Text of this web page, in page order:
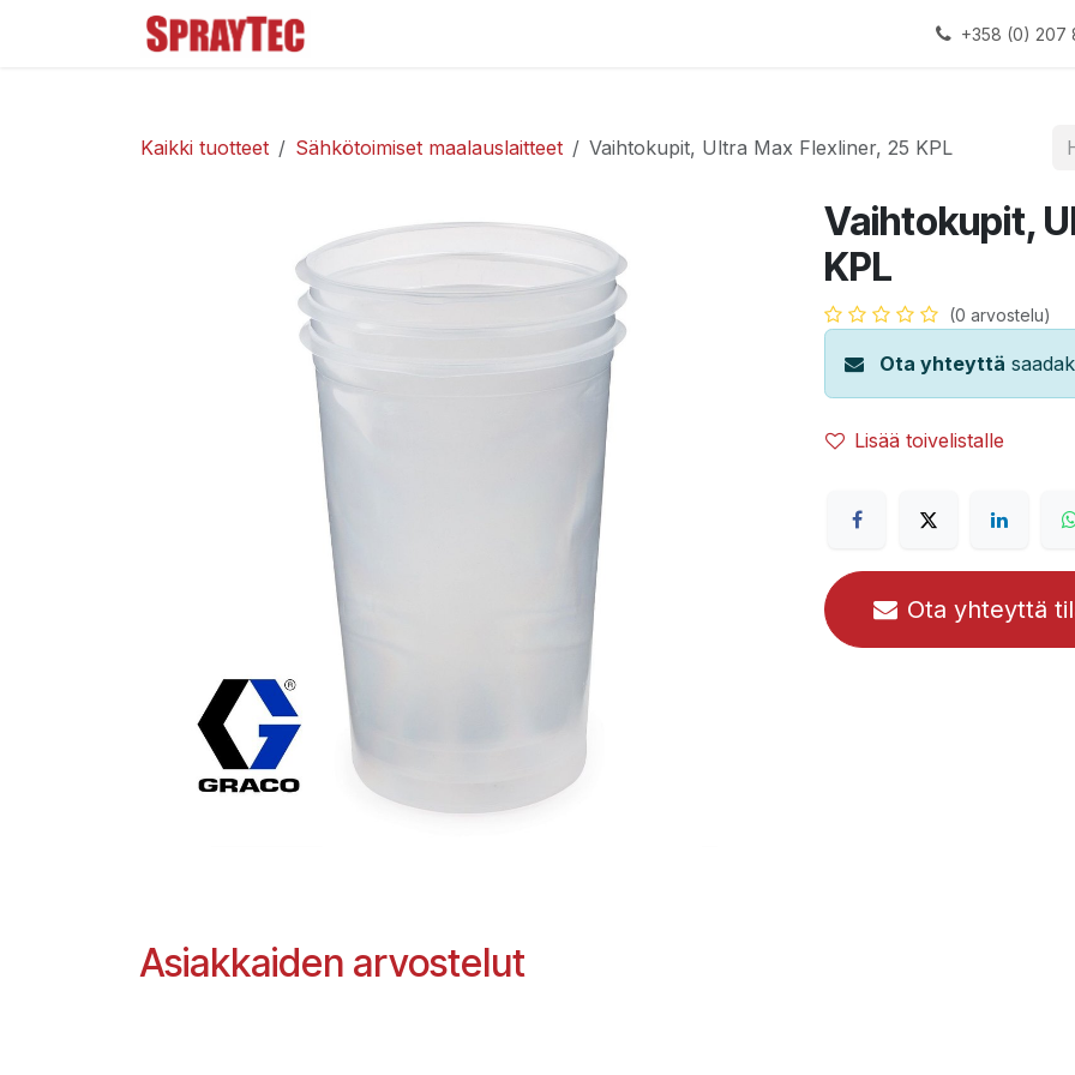
+358 (0) 207
Kaikki tuotteet Sähkötoimiset maalauslaitteet Vaihtokupit, Ultra Max Flexliner, 25 KPL
Vaihtokupit,
KPL
(0 arvostelu)
Ota yhteyttä
Lisää toivelistalle
Ota yhteyttä
Asiakkaiden arvostelut